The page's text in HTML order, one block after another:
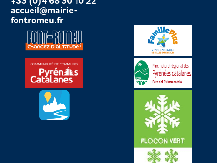
accueil@mairie-
fontromeu.fr